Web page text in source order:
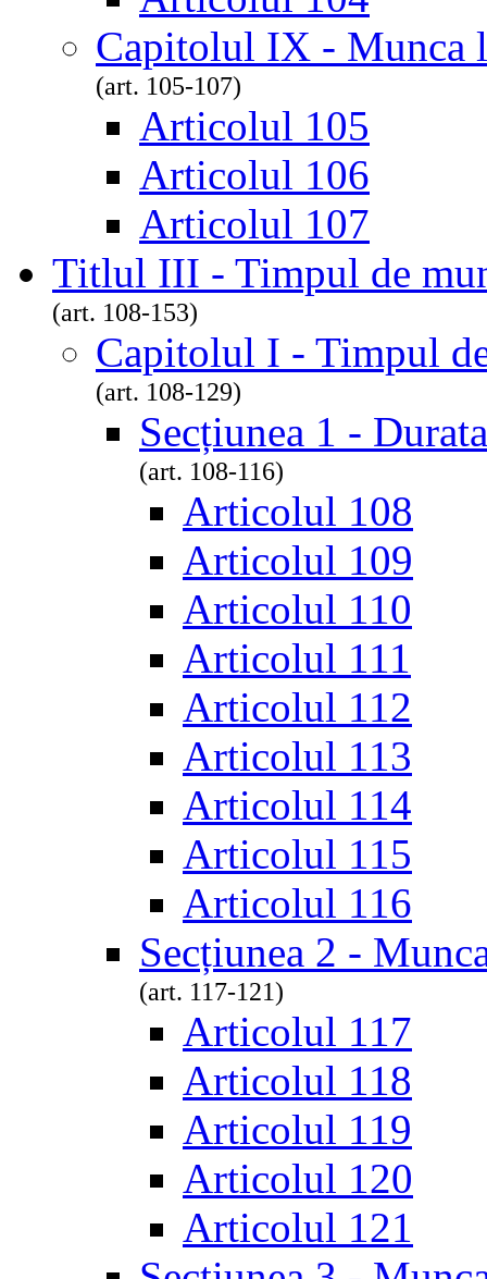
Capitolul IX - Munca
(art. 105-107)
Articolul 105
Articolul 106
Articolul 107
Titlul III - Timpul de
(art. 108-153)
Capitolul I - Timpul
(art. 108-129)
Secțiunea 1 -
(art. 108-116)
Articolul 108
Articolul 109
Articolul 110
Articolul 111
Articolul 112
Articolul 113
Articolul 114
Articolul 115
Articolul 116
Secțiunea 2 -
(art. 117-121)
Articolul 117
Articolul 118
Articolul 119
Articolul 120
Articolul 121